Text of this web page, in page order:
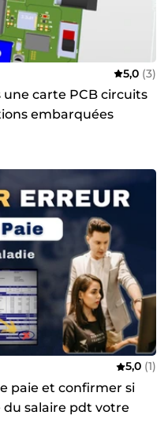
5,0 (3)
une carte PCB circuits
embarquées
5,0 (1)
paie et confirmer si
salaire pdt votre